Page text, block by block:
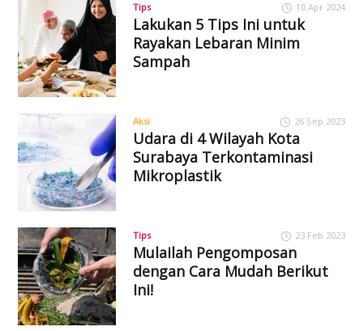
Tips 10 Apr 2024
Lakukan 5 Tips Ini untuk
Rayakan Lebaran Minim
Sampah
Aksi 26 Sep 2023
Udara di 4 Wilayah Kota
Surabaya Terkontaminasi
Mikroplastik
Tips 23 Feb 2023
Mulailah Pengomposan
dengan Cara Mudah Berikut
Ini!